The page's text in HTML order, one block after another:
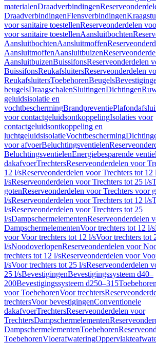
materialenDraadverbindingen
DraadverbindingenFlensverbindingen
voor sanitaire toestellenReserveonderdelen
voor sanitaire toestellenAansluitbochten
AansluitbochtenAansluitmoffen
AansluitmoffenAansluitbuizen
AansluitbuizenBuissifonsReserveonderdelen
BuissifonsReukafsluitersReserveonderdelen
ReukafsluitersToebehorenBeugels
beugelsDraagschalenSluitingenDichtingen
geluidsisolatie en
vochtbeschermingBrandpreventie
voor contactgeluidsontkoppelingIsolaties voor
contactgeluidsontkoppeling en
luchtgeluidsisolatieVochtbescherming
voor afvoerBeluchtingsventielen
BeluchtingsventielenEnergiebesparende
dakafvoerTrechtersReserveonderdelen voor
12 l/sReserveonderdelen voor Trechters tot 12
l/sReserveonderdelen voor Trechters tot 25 l/s
gotenReserveonderdelen voor Trechters voor
l/sReserveonderdelen voor Trechters tot 12 l/s
l/sReserveonderdelen voor Trechters tot 25
l/sDampschermelementenReserveonderdelen
DampschermelementenVoor trechters tot 12 l/s
voor Voor trechters tot 12 l/sVoor trechters tot
l/sNoodoverlopenReserveonderdelen voor
trechters tot 12 l/sReserveonderdelen voor
l/sVoor trechters tot 25 l/sReserveonderdelen
25 l/sBevestigingenBevestigingssysteem d40–
200Bevestigingssysteem d250–315Toebehoren
voor ToebehorenVoor trechters
trechtersVoor bevestigingenConventionele
dakafvoerTrechtersReserveonderdelen voor
TrechtersDampschermelementen
DampschermelementenToebehoren
ToebehorenVloerafwatering